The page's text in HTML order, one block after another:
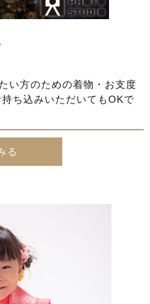
い方のための着物・お支度
ち込みいただいてもOKで
る